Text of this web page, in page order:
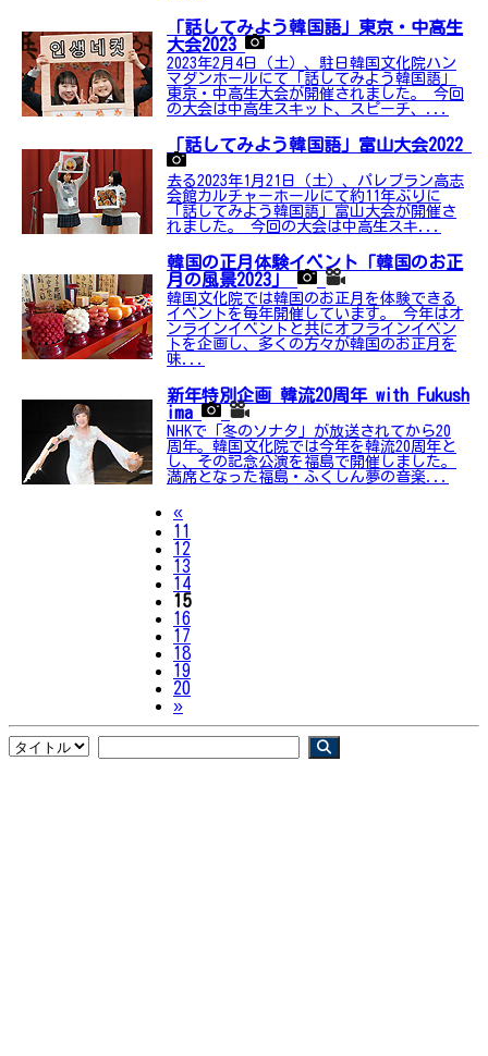
「話してみよう韓国語」東京・中高生
大会2023
2023年2月4日（土）、駐日韓国文化院ハン
マダンホールにて「話してみよう韓国語」
東京・中高生大会が開催されました。 今回
の大会は中高生スキット、スピーチ、...
「話してみよう韓国語」富山大会2022
去る2023年1月21日（土）、パレブラン高志
会館カルチャーホールにて約11年ぶりに
「話してみよう韓国語」富山大会が開催さ
れました。 今回の大会は中高生スキ...
韓国の正月体験イベント「韓国のお正
月の風景2023」
韓国文化院では韓国のお正月を体験できる
イベントを毎年開催しています。 今年はオ
ンラインイベントと共にオフラインイベン
トを企画し、多くの方々が韓国のお正月を
味...
新年特別企画 韓流20周年 with Fukush
ima
NHKで「冬のソナタ」が放送されてから20
周年。韓国文化院では今年を韓流20周年と
し、その記念公演を福島で開催しました。
満席となった福島・ふくしん夢の音楽...
«Previous
11
12
13
14
15
16
17
18
19
20
»Next